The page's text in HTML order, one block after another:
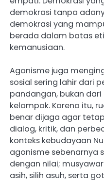
demokrasi tanpa
demokrasi yang
berada dalam batas
kemanusiaan.
Agonisme juga
sosial sering lahir dari
pandangan, bukan
kelompok. Karena itu,
benar dijaga agar
dialog, kritik, dan
konteks kebudayaan
agonisme sebenarnya
dengan nilai;
asih, silih asuh, serta